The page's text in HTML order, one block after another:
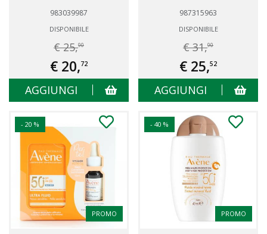
983039987
DISPONIBILE
€ 25,90
€ 20,72
AGGIUNGI
987315963
DISPONIBILE
€ 31,90
€ 25,52
AGGIUNGI
- 20 %
PROMO
- 40 %
PROMO